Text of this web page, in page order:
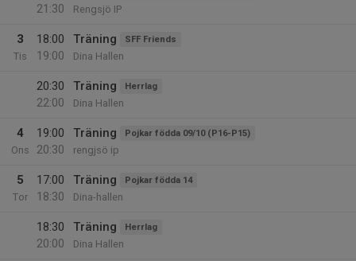
21:30
Rengsjö IP
3
Tis
18:00
19:00
Träning SFF Friends
Dina Hallen
20:30
22:00
Träning Herrlag
Dina Hallen
4
Ons
19:00
20:30
Träning Pojkar födda 09/10 (P16-P15)
rengjsö ip
5
Tor
17:00
18:30
Träning Pojkar födda 14
Dina-hallen
18:30
20:00
Träning Herrlag
Dina Hallen